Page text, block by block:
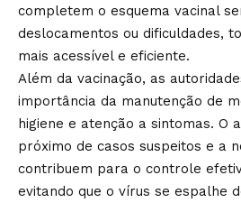
completem o esquema vacinal
deslocamentos ou dificuldades,
mais acessível e eficiente.
Além da vacinação, as
importância da manutenção de
higiene e atenção a sintomas. O
próximo de casos suspeitos e a
contribuem para o controle
evitando que o vírus se espalhe